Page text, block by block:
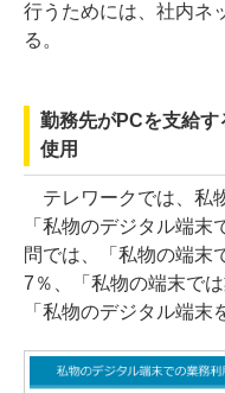
行うためには、社内ネ
る。
勤務先がPCを支給
使用
テレワークでは、私
「私物のデジタル端
問では、「私物の端末
7％、「私物の端末で
「私物のデジタル端末